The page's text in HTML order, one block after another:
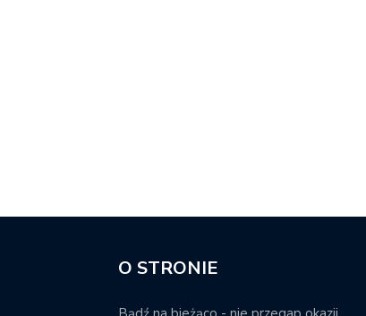
O STRONIE